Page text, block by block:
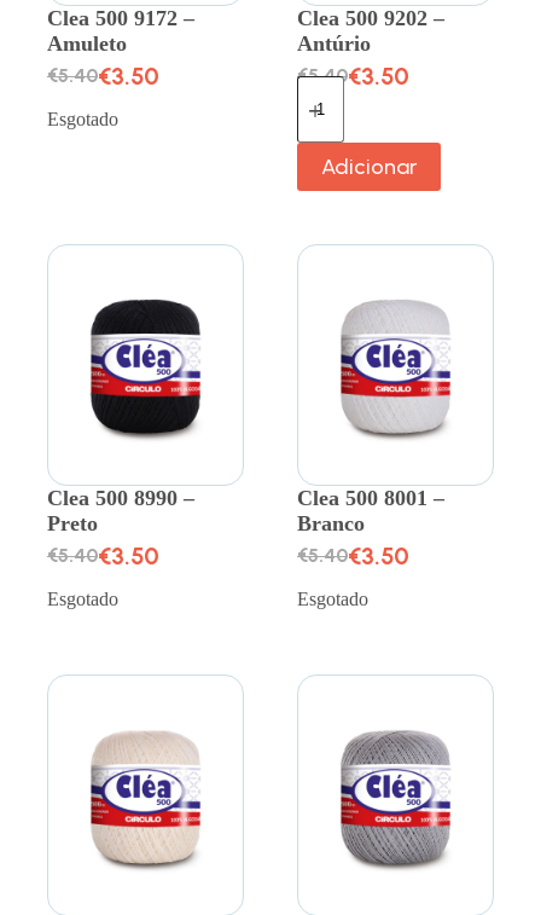
Clea 500 9172 –
Amuleto
€5.40€3.50
Esgotado
Clea 500 9202 –
Antúrio
€5.40€3.50
Adicionar
Clea 500 8990 –
Preto
€5.40€3.50
Esgotado
Clea 500 8001 –
Branco
€5.40€3.50
Esgotado